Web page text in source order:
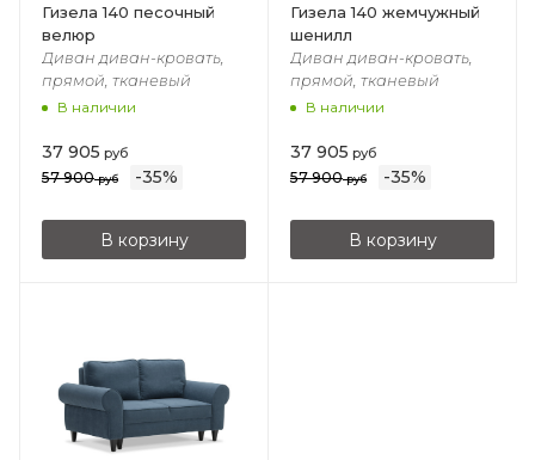
Гизела 140 песочный
велюр
Диван диван-кровать,
прямой, тканевый
В наличии
37 905 руб
57 900руб -35%
В корзину
Гизела 140 жемчужный
шенилл
Диван диван-кровать,
прямой, тканевый
В наличии
37 905 руб
57 900руб -35%
В корзину